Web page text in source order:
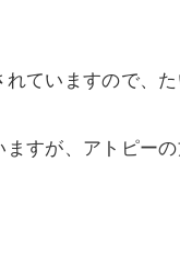
ていますので、た
すが、アトピー